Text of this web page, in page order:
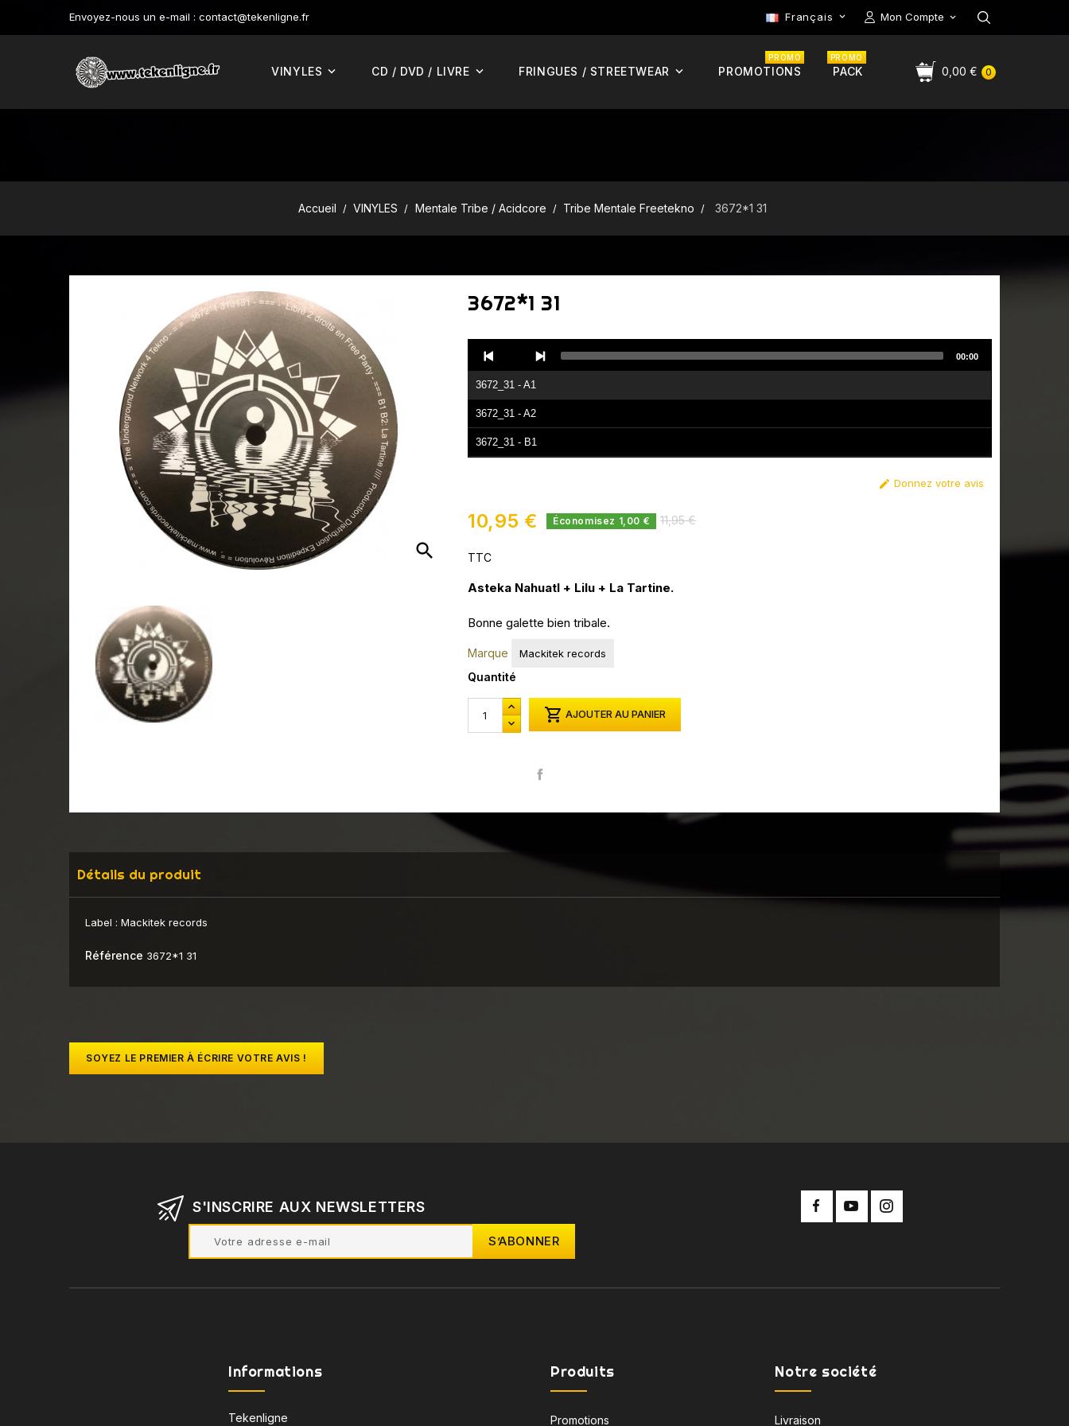
Envoyez-nous un e-mail : contact@tekenligne.fr Mon Compte
Français 
0
0,00 €
VINYLES CD / DVD / LIVRE FRINGUES / STREETWEAR PROMOTIONS
PROMO
PACK
PROMO
Accueil VINYLES Mentale Tribe / Acidcore Tribe Mentale Freetekno 3672*1 31
search
3672*1 31
Player
3672_31 - A1
3672_31 - A2
3672_31 - B1
00:00
 Donnez votre avis
10,95 € Économisez 1,00 € 11,95 €
TTC
Asteka Nahuatl + Lilu + La Tartine.
Bonne galette bien tribale.
Marque Mackitek records
Quantité
 AJOUTER AU PANIER
Détails du produit
Label : Mackitek records
Référence 3672*1 31
SOYEZ LE PREMIER À ÉCRIRE VOTRE AVIS !
S'INSCRIRE AUX NEWSLETTERS
Informations
Tekenligne
Produits
Promotions
Notre société
Livraison